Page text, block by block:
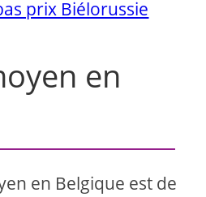
prix Biélorussie
en
en Belgique est de